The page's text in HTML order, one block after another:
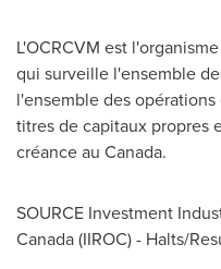
L'OCRCVM est
qui surveille l'ensemble
l'ensemble des
titres de capitaux propres
créance au Canada.
SOURCE Investment
Canada(IIROC) - Halts/